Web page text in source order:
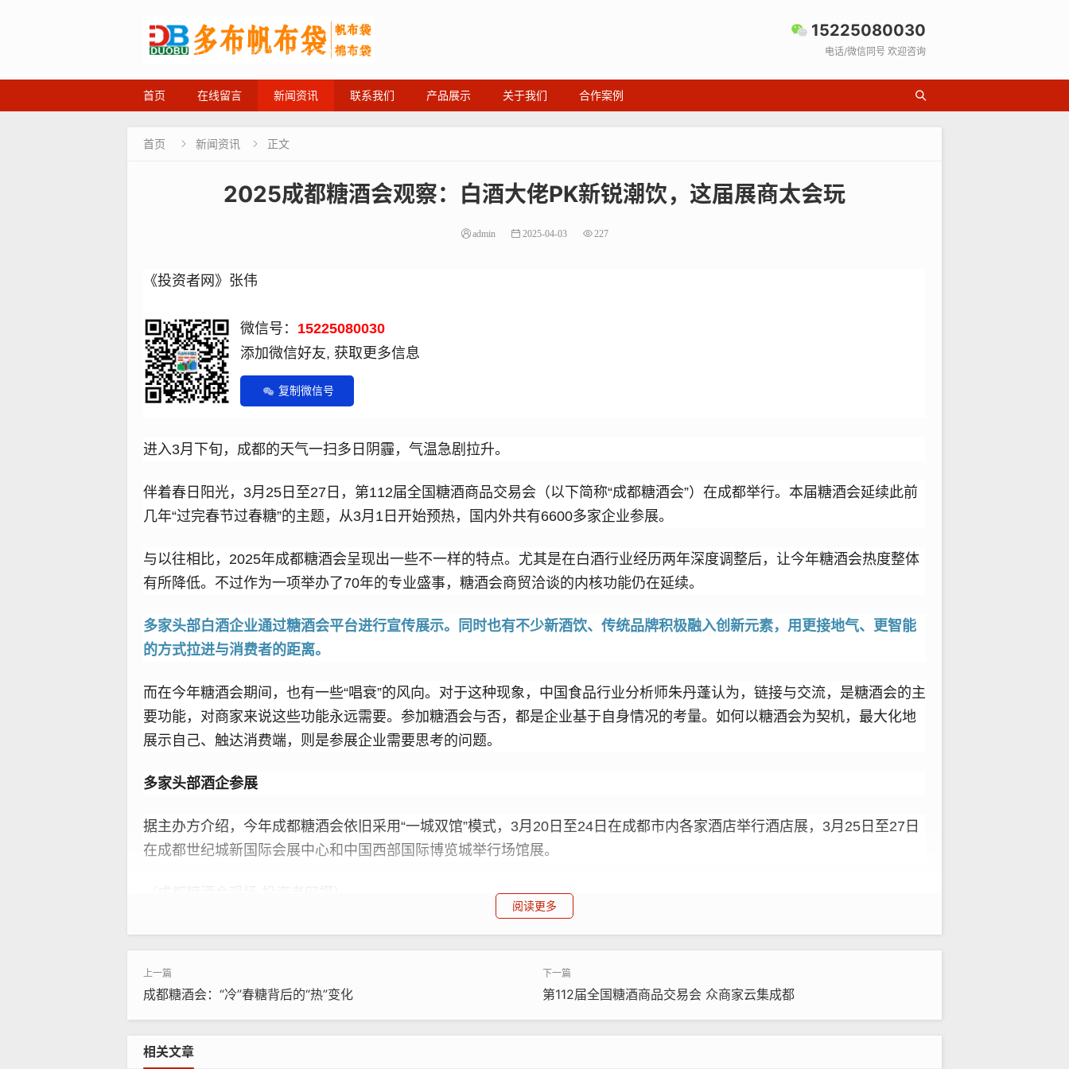
15225080030
电话/微信同号 欢迎咨询
首页 在线留言 新闻资讯 联系我们 产品展示 关于我们 合作案例
首页  新闻资讯  正文
2025成都糖酒会观察：白酒大佬PK新锐潮饮，这届展商太会玩
admin 2025-04-03 227
《投资者网》张伟
微信号： 15225080030
添加微信好友, 获取更多信息
复制微信号
进入3月下旬，成都的天气一扫多日阴霾，气温急剧拉升。
伴着春日阳光，3月25日至27日，第112届全国糖酒商品交易会（以下简称“成都糖酒会”）在成都举行。本届糖酒会延续此前
几年“过完春节过春糖”的主题，从3月1日开始预热，国内外共有6600多家企业参展。
与以往相比，2025年成都糖酒会呈现出一些不一样的特点。尤其是在白酒行业经历两年深度调整后，让今年糖酒会热度整体
有所降低。不过作为一项举办了70年的专业盛事，糖酒会商贸洽谈的内核功能仍在延续。
多家头部白酒企业通过糖酒会平台进行宣传展示。同时也有不少新酒饮、传统品牌积极融入创新元素，用更接地气、更智能
的方式拉进与消费者的距离。
而在今年糖酒会期间，也有一些“唱衰”的风向。对于这种现象，中国食品行业分析师朱丹蓬认为，链接与交流，是糖酒会的主
要功能，对商家来说这些功能永远需要。参加糖酒会与否，都是企业基于自身情况的考量。如何以糖酒会为契机，最大化地
展示自己、触达消费端，则是参展企业需要思考的问题。
多家头部酒企参展
据主办方介绍，今年成都糖酒会依旧采用“一城双馆”模式，3月20日至24日在成都市内各家酒店举行酒店展，3月25日至27日
在成都世纪城新国际会展中心和中国西部国际博览城举行场馆展。
历年糖酒会上，白酒企业都是参展主力，今年也不例外。《投资者网》走访发现，从3月20日开始的酒店展，到25日开启的
不少参展商家认为，虽然现在的网络信息很发达，但通过糖酒会“面基”交流的效果仍无可替代。这种观点也得到了参展酒厂
阅读更多
成都糖酒会：“冷”春糖背后的“热”变化 第112届全国糖酒商品交易会 众商家云集成都
相关文章